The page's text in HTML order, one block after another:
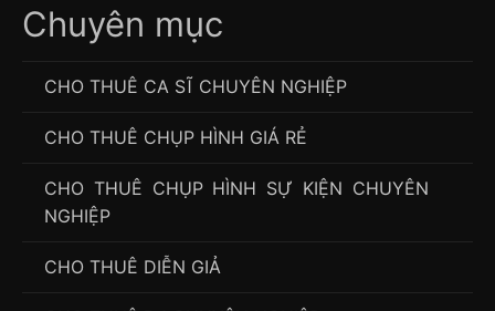
Chuyên mục
CHO THUÊ CA SĨ CHUYÊN NGHIỆP
CHO THUÊ CHỤP HÌNH GIÁ RẺ
CHO THUÊ CHỤP HÌNH SỰ KIỆN CHUYÊN
NGHIỆP
CHO THUÊ DIỄN GIẢ